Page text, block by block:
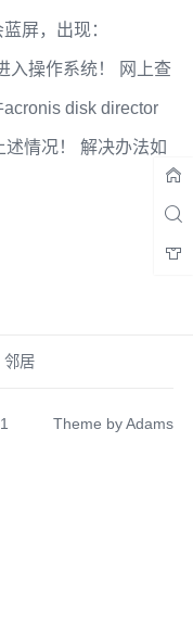
屏，出现：
操作系统！ 网上查
disk director
情况！ 解决办法如
邻居
Theme byAdams